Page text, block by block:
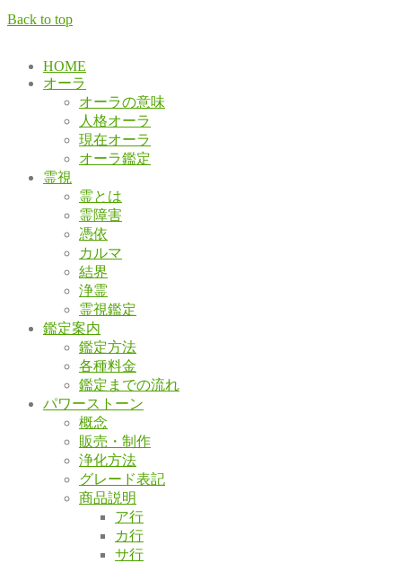
Back to top
HOME
オーラ
オーラの意味
人格オーラ
現在オーラ
オーラ鑑定
霊視
霊とは
霊障害
憑依
カルマ
結界
浄霊
霊視鑑定
鑑定案内
鑑定方法
各種料金
鑑定までの流れ
パワーストーン
概念
販売・制作
浄化方法
グレード表記
商品説明
ア行
カ行
サ行